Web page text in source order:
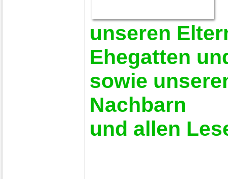
unseren
Ehegatten
sowie
Nachbarn
und allen